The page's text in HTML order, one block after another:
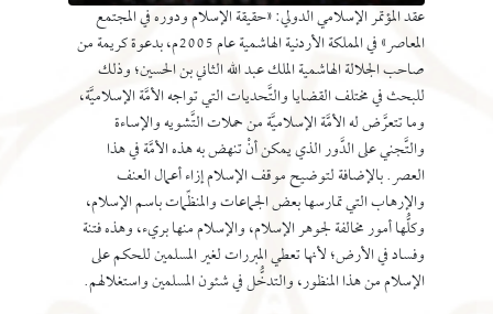
عقد المؤتمر الإسلامي الدولي: «حقيقة الإسلام ودوره في المجتمع
المعاصر» في المملكة الأردنية الهاشمية عام 2005م، بدعوة كريمة من
صاحب الجلالة الهاشمية الملك عبد الله الثاني بن الحسين؛ وذلك
للبحث في مختلف القضايا والتَّحديات التي تواجه الأمَّة الإسلاميَّة،
وما تتعرَّض له الأمَّة الإسلاميَّة من حملات التَّشويه والإساءة
والتَّجني على الدَّور الذي يمكن أنْ تنهض به هذه الأمَّة في هذا
العصر. بالإضافة لتوضيح موقف الإسلام إزاء أعمال العنف
والإرهاب التي تمارسها بعض الجماعات والمنظِّمات باسم الإسلام،
وكلُّها أمور مخالفة لجوهر الإسلام، والإسلام منها بريء، وهذه فتنة
وفساد في الأرض؛ لأنها تعطي المبررات لغير المسلمين للحكم على
الإسلام من هذا المنظور، والتدخُّل في شئون المسلمين واستغلالهم.